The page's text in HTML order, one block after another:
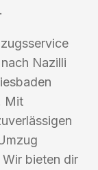
Nazilli
Mit
bieten dir